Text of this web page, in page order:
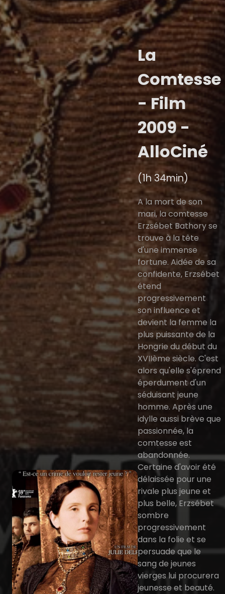
La
Comtesse
- Film
2009 -
AlloCiné
(1h 34min)
A la mort de son
mari, la comtesse
Erzsébet Bathory se
trouve à la tête
d'une immense
fortune. Aidée de sa
confidente, Erzsébet
étend
progressivement
son influence et
devient la femme la
plus puissante de la
Hongrie du début du
XVIIème siècle. C'est
alors qu'elle s'éprend
éperdument d'un
séduisant jeune
homme. Après une
idylle aussi brève que
passionnée, la
comtesse est
abandonnée.
Certaine d'avoir été
délaissée pour une
rivale plus jeune et
plus belle, Erzsébet
sombre
progressivement
dans la folie et se
persuade que le
sang de jeunes
vierges lui procurera
jeunesse et beauté.